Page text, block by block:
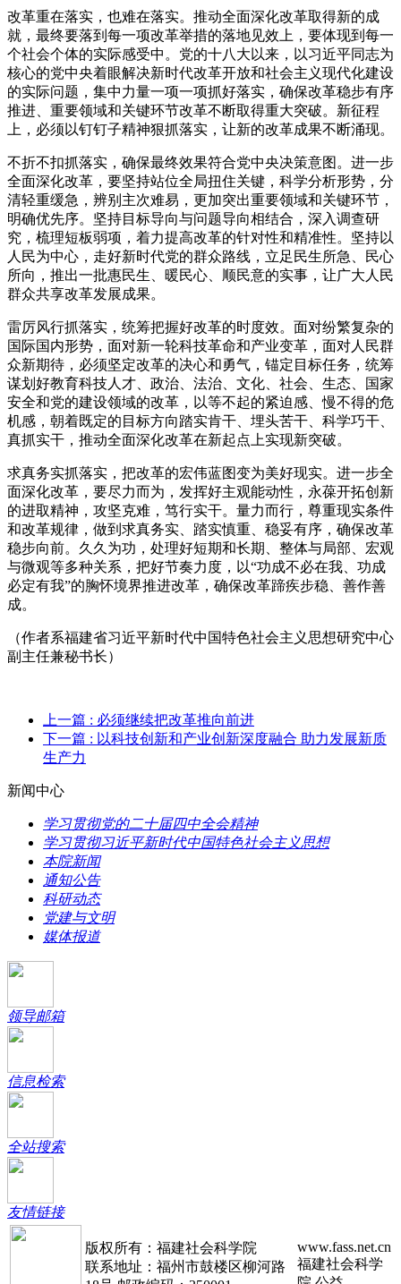
改革重在落实，也难在落实。推动全面深化改革取得新的成
就，最终要落到每一项改革举措的落地见效上，要体现到每一
个社会个体的实际感受中。党的十八大以来，以习近平同志为
核心的党中央着眼解决新时代改革开放和社会主义现代化建设
的实际问题，集中力量一项一项抓好落实，确保改革稳步有序
推进、重要领域和关键环节改革不断取得重大突破。新征程
上，必须以钉钉子精神狠抓落实，让新的改革成果不断涌现。
不折不扣抓落实，确保最终效果符合党中央决策意图。进一步
全面深化改革，要坚持站位全局扭住关键，科学分析形势，分
清轻重缓急，辨别主次难易，更加突出重要领域和关键环节，
明确优先序。坚持目标导向与问题导向相结合，深入调查研
究，梳理短板弱项，着力提高改革的针对性和精准性。坚持以
人民为中心，走好新时代党的群众路线，立足民生所急、民心
所向，推出一批惠民生、暖民心、顺民意的实事，让广大人民
群众共享改革发展成果。
雷厉风行抓落实，统筹把握好改革的时度效。面对纷繁复杂的
国际国内形势，面对新一轮科技革命和产业变革，面对人民群
众新期待，必须坚定改革的决心和勇气，锚定目标任务，统筹
谋划好教育科技人才、政治、法治、文化、社会、生态、国家
安全和党的建设领域的改革，以等不起的紧迫感、慢不得的危
机感，朝着既定的目标方向踏实肯干、埋头苦干、科学巧干、
真抓实干，推动全面深化改革在新起点上实现新突破。
求真务实抓落实，把改革的宏伟蓝图变为美好现实。进一步全
面深化改革，要尽力而为，发挥好主观能动性，永葆开拓创新
的进取精神，攻坚克难，笃行实干。量力而行，尊重现实条件
和改革规律，做到求真务实、踏实慎重、稳妥有序，确保改革
稳步向前。久久为功，处理好短期和长期、整体与局部、宏观
与微观等多种关系，把好节奏力度，以“功成不必在我、功成
必定有我”的胸怀境界推进改革，确保改革蹄疾步稳、善作善
成。
（作者系福建省习近平新时代中国特色社会主义思想研究中心
副主任兼秘书长）
上一篇 : 必须继续把改革推向前进
下一篇 : 以科技创新和产业创新深度融合 助力发展新质
生产力
新闻中心
学习贯彻党的二十届四中全会精神
学习贯彻习近平新时代中国特色社会主义思想
本院新闻
通知公告
科研动态
党建与文明
媒体报道
领导邮箱
信息检索
全站搜索
友情链接
版权所有：福建社会科学院
联系地址：福州市鼓楼区柳河路
www.fass.net.cn
福建社会科学